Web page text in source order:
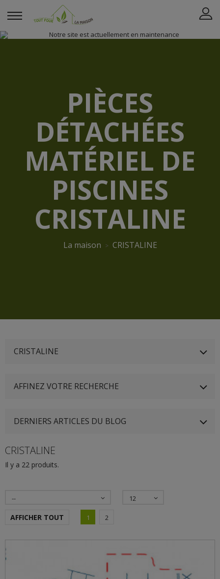
PIÈCES
DÉTACHÉES
MATÉRIEL DE
PISCINES
CRISTALINE
La maison CRISTALINE
CRISTALINE
AFFINEZ VOTRE RECHERCHE
DERNIERS ARTICLES DU BLOG
CRISTALINE
Il y a 22 produits.
-- 12
AFFICHER TOUT 1 2